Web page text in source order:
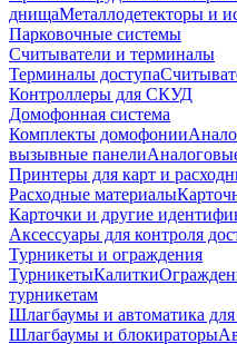
днищаМеталлодетекторы и
Парковочные системы
Считыватели и терминалы
Терминалы доступа
Контроллеры для СКУД
Домофонная система
Комплекты домофонии
вызывные панели
Принтеры для карт и
Расходные материалы
Карточки и другие
Аксессуары для контроля
Турникеты и ограждения
ТурникетыКалитки
турникетам
Шлагбаумы и автоматика для
Шлагбаумы и блокираторы